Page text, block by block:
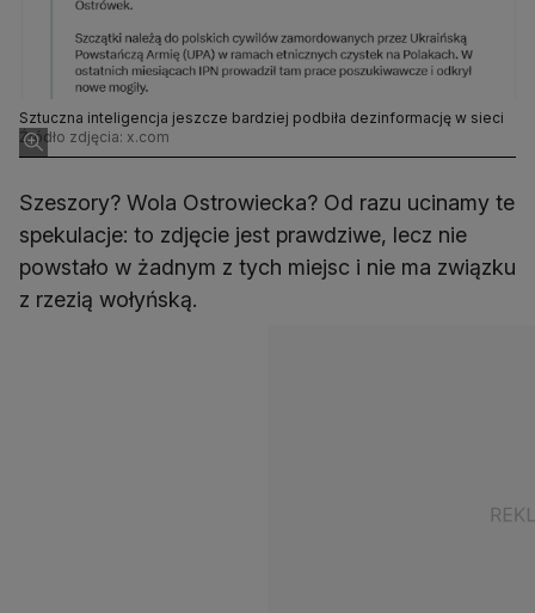
Sztuczna inteligencja jeszcze bardziej podbiła dezinformację w sieci
Źródło zdjęcia: x.com
Szeszory? Wola Ostrowiecka? Od razu ucinamy te
spekulacje: to zdjęcie jest prawdziwe, lecz nie
powstało w żadnym z tych miejsc i nie ma związku
z rzezią wołyńską.